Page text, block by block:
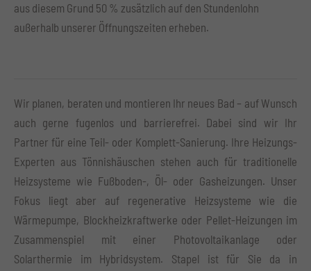
aus diesem Grund 50 % zusätzlich auf den Stundenlohn
außerhalb unserer Öffnungszeiten erheben.
Wir planen, beraten und montieren Ihr neues Bad – auf Wunsch
auch gerne fugenlos und barrierefrei. Dabei sind wir Ihr
Partner für eine Teil- oder Komplett-Sanierung. Ihre Heizungs-
Experten aus Tönnishäuschen stehen auch für traditionelle
Heizsysteme wie Fußboden-, Öl- oder Gasheizungen. Unser
Fokus liegt aber auf regenerative Heizsysteme wie die
Wärmepumpe, Blockheizkraftwerke oder Pellet-Heizungen im
Zusammenspiel mit einer Photovoltaikanlage oder
Solarthermie im Hybridsystem. Stapel ist für Sie da in